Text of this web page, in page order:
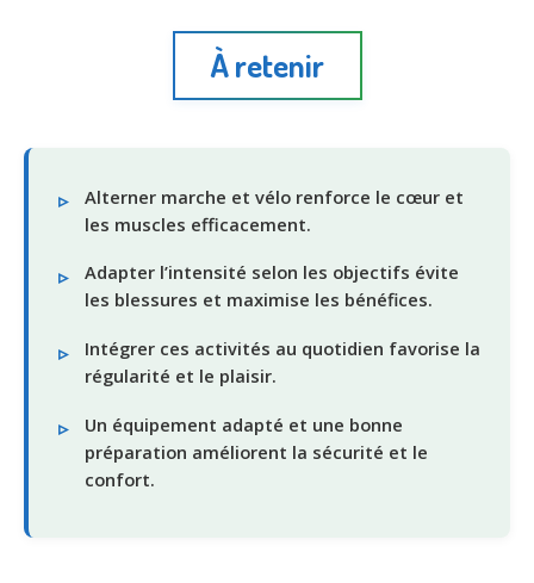
À retenir
Alterner marche et vélo renforce le cœur et
les muscles efficacement.
Adapter l’intensité selon les objectifs évite
les blessures et maximise les bénéfices.
Intégrer ces activités au quotidien favorise la
régularité et le plaisir.
Un équipement adapté et une bonne
préparation améliorent la sécurité et le
confort.